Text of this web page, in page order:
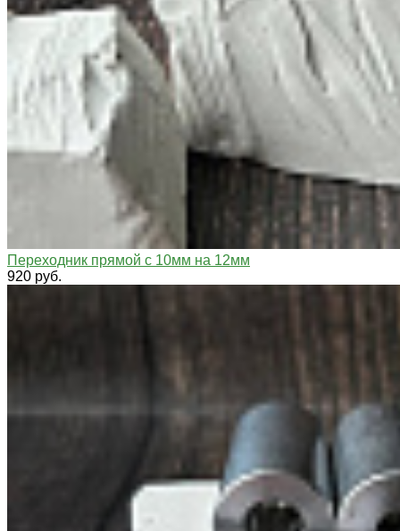
Переходник прямой с 10мм на 12мм
920 руб.